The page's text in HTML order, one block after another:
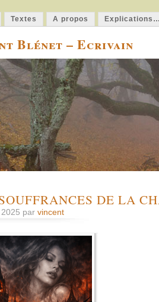
Textes A propos
Blénet – Ecrivain
DE LA
par vincent